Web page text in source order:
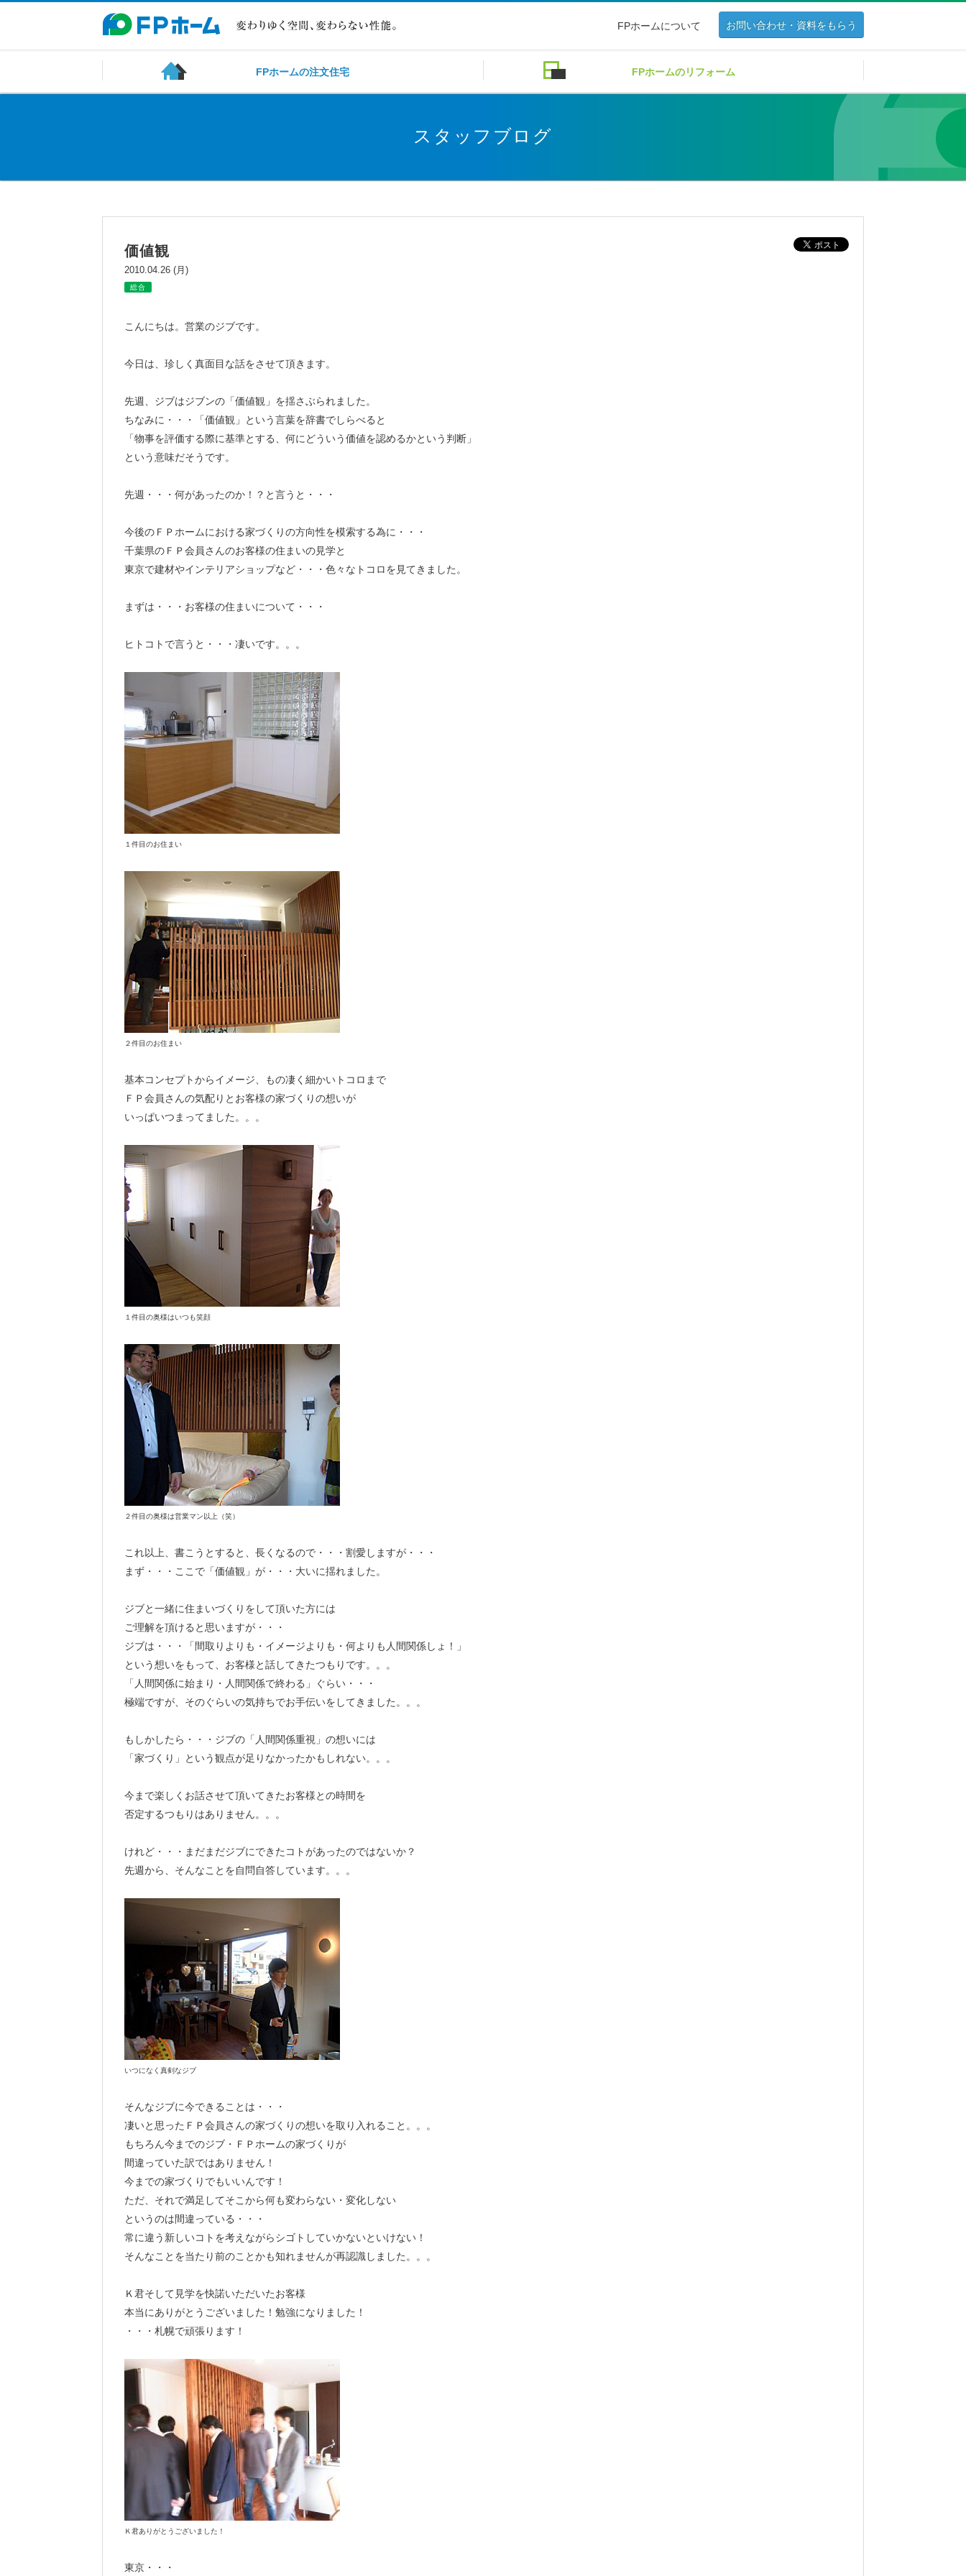
FPホームについて お問い合わせ・資料をもらう
FPホームの注文住宅 FPホームのリフォーム
スタッフブログ
価値観
2010.04.26 (月)
総合
こんにちは。営業のジブです。
今日は、珍しく真面目な話をさせて頂きます。
先週、ジブはジブンの「価値観」を揺さぶられました。
ちなみに・・・「価値観」という言葉を辞書でしらべると
「物事を評価する際に基準とする、何にどういう価値を認めるかという判断」
という意味だそうです。
先週・・・何があったのか！？と言うと・・・
今後のＦＰホームにおける家づくりの方向性を模索する為に・・・
千葉県のＦＰ会員さんのお客様の住まいの見学と
東京で建材やインテリアショップなど・・・色々なトコロを見てきました。
まずは・・・お客様の住まいについて・・・
ヒトコトで言うと・・・凄いです。。。
１件目のお住まい
２件目のお住まい
基本コンセプトからイメージ、もの凄く細かいトコロまで
ＦＰ会員さんの気配りとお客様の家づくりの想いが
いっぱいつまってました。。。
１件目の奥様はいつも笑顔
２件目の奥様は営業マン以上（笑）
これ以上、書こうとすると、長くなるので・・・割愛しますが・・・
まず・・・ここで「価値観」が・・・大いに揺れました。
ジブと一緒に住まいづくりをして頂いた方には
ご理解を頂けると思いますが・・・
ジブは・・・「間取りよりも・イメージよりも・何よりも人間関係しょ！」
という想いをもって、お客様と話してきたつもりです。。。
「人間関係に始まり・人間関係で終わる」ぐらい・・・
極端ですが、そのぐらいの気持ちでお手伝いをしてきました。。。
もしかしたら・・・ジブの「人間関係重視」の想いには
「家づくり」という観点が足りなかったかもしれない。。。
今まで楽しくお話させて頂いてきたお客様との時間を
否定するつもりはありません。。。
けれど・・・まだまだジブにできたコトがあったのではないか？
先週から、そんなことを自問自答しています。。。
いつになく真剣なジブ
そんなジブに今できることは・・・
凄いと思ったＦＰ会員さんの家づくりの想いを取り入れること。。。
もちろん今までのジブ・ＦＰホームの家づくりが
間違っていた訳ではありません！
今までの家づくりでもいいんです！
ただ、それで満足してそこから何も変わらない・変化しない
というのは間違っている・・・
常に違う新しいコトを考えながらシゴトしていかないといけない！
そんなことを当たり前のことかも知れませんが再認識しました。。。
Ｋ君そして見学を快諾いただいたお客様
本当にありがとうございました！勉強になりました！
・・・札幌で頑張ります！
Ｋ君ありがとうございました！
東京・・・